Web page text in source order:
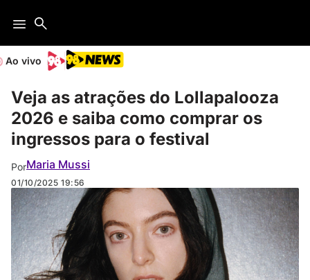
Ao vivo
Veja as atrações do Lollapalooza
2026 e saiba como comprar os
ingressos para o festival
PorMaria Mussi
01/10/2025 19:56